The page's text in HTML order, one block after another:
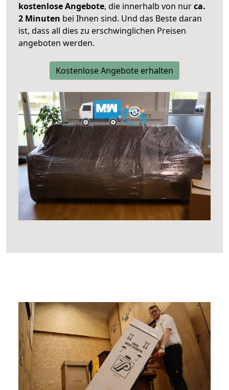
kostenlose Angebote, die innerhalb von nurca.
2 Minuten bei Ihnen sind. Und das Beste daran
ist, dass all dies zu erschwinglichen Preisen
angeboten werden.
Kostenlose Angebote erhalten